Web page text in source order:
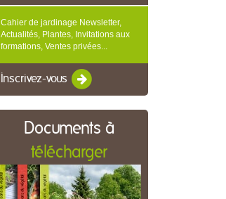
Cahier de jardinage Newsletter,
Actualités, Plantes, Invitations aux
formations, Ventes privées...
Inscrivez-vous
Documents à
télécharger